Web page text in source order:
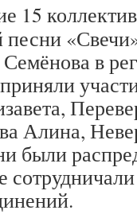
15
песни
в
Алина,
были